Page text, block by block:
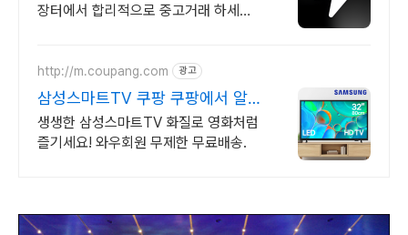
장터에서 합리적으로 중고거래 하세요
드
http://m.coupang.com 광고
삼성스마트TV 쿠팡 쿠팡에서 알
뜰하게 구매
생생한 삼성스마트TV 화질로 영화처럼
즐기세요! 와우회원 무제한 무료배송.